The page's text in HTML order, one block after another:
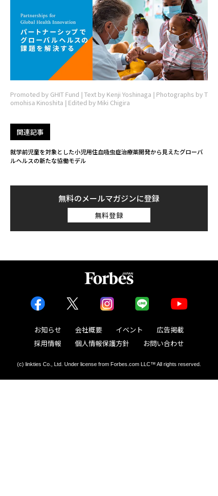
Promoted by GHIT Fund | Text by Kenji Yoshinaga | Photographs by T
omohisa Kinoshita | Edited by Miki Chigira
関連記事
就学前児童を対象とした小児用住血吸虫症治療薬開発から見えたグローバ
ルヘルスの新たな協働モデル
無料のメールマガジンに登録
無料登録
お知らせ 会社概要 イベント
広告掲載
採用情報
個人情報保護方針 お問い合わせ
(c) linkties Co., Ltd. Under license from Forbes.com LLC™ All rights reserved.